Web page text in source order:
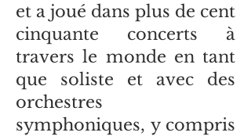
et a joué dans plus de cent
cinquante concerts à
travers le monde en tant
que soliste et avec des
orchestres
symphoniques, y compris